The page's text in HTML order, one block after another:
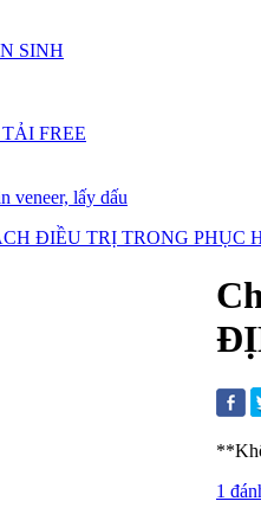
SINH
FREE
veneer, lấy dấu
1